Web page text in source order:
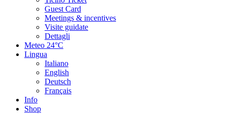
Guest Card
Meetings & incentives
Visite guidate
Dettagli
Meteo 24°C
Lingua
Italiano
English
Deutsch
Français
Info
Shop